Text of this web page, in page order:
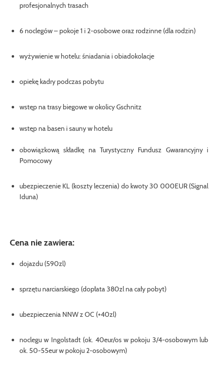
profesjonalnych trasach
6 noclegów – pokoje 1 i 2-osobowe oraz rodzinne (dla rodzin)
wyżywienie w hotelu: śniadania i obiadokolacje
opiekę kadry podczas pobytu
wstęp na trasy biegowe w okolicy Gschnitz
wstęp na basen i sauny w hotelu
obowiązkową składkę na Turystyczny Fundusz Gwarancyjny i
Pomocowy
ubezpieczenie KL (koszty leczenia) do kwoty 30 000EUR (Signal
Iduna)
Cena nie zawiera:
dojazdu (590zl)
sprzętu narciarskiego (dopłata 380zl na cały pobyt)
ubezpieczenia NNW z OC (+40zl)
noclegu w Ingolstadt (ok. 40eur/os w pokoju 3/4-osobowym lub
ok. 50-55eur w pokoju 2-osobowym)